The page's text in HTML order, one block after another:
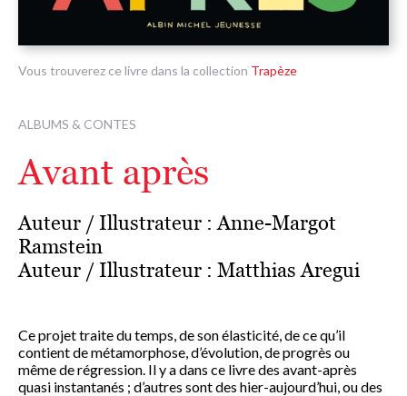
Vous trouverez ce livre dans la collection Trapèze
ALBUMS & CONTES
Avant après
Auteur / Illustrateur :Anne-Margot
Ramstein
Auteur / Illustrateur : Matthias Aregui
Ce projet traite du temps, de son élasticité, de ce qu’il
contient de métamorphose, d’évolution, de progrès ou
même de régression. Il y a dans ce livre des avant-après
quasi instantanés ; d’autres sont des hier-aujourd’hui, ou des